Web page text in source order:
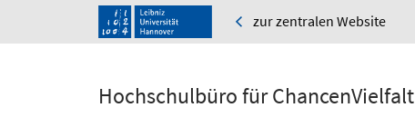
zur zentralen Website
Hochschulbüro für ChancenVielfalt